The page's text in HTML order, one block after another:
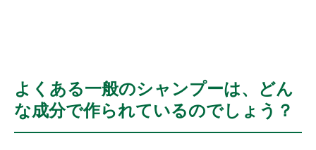
よくある一般のシャンプーは、どん
な成分で作られているのでしょう？